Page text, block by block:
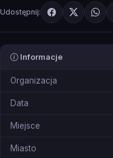
Udostępnij:
Informacje
Organizacja
Data
Miejsce
Miasto